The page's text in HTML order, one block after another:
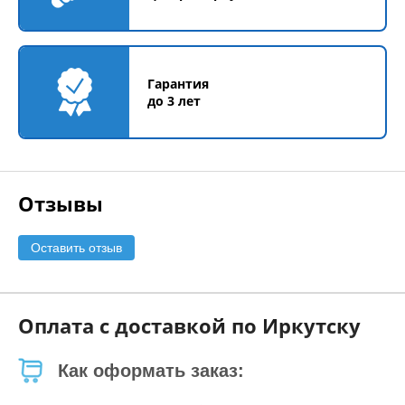
Гарантия
до 3 лет
Отзывы
Оставить отзыв
Оплата с доставкой по Иркутску
Как оформать заказ: